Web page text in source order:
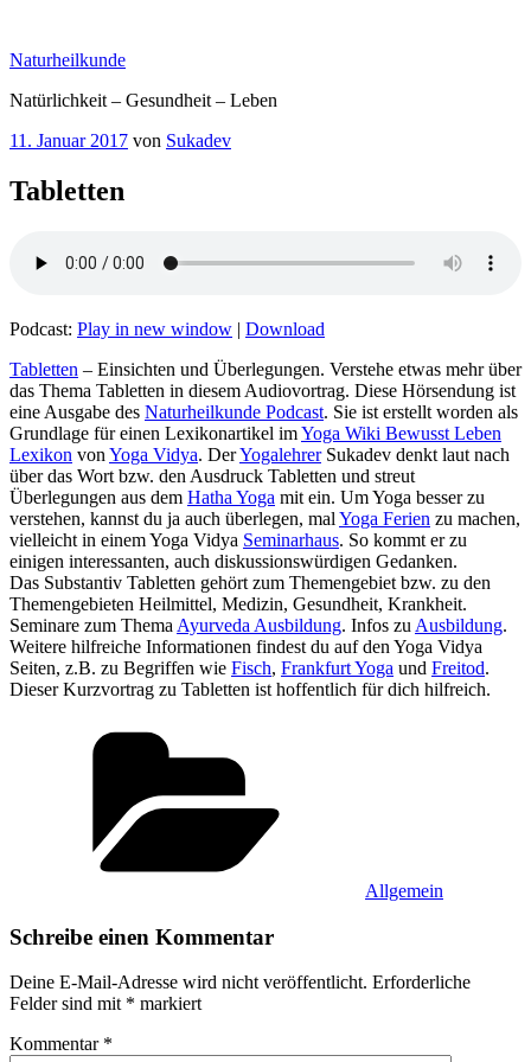
springen
Naturheilkunde
Natürlichkeit – Gesundheit – Leben
Veröffentlicht
11. Januar 2017 von Sukadev
Tabletten
Podcast: Play in new window | Download
– Einsichten und Überlegungen. Verstehe etwas mehr über
das Thema Tabletten‏‎ in diesem Audiovortrag. Diese Hörsendung ist
eine Ausgabe des Naturheilkunde Podcast. Sie ist erstellt worden als
Grundlage für einen Lexikonartikel imYoga Wiki Bewusst Leben
Lexikon von Yoga Vidya. DerYogalehrerSukadev denkt laut nach
über das Wort bzw. den Ausdruck Tabletten‏‎ und streut
Überlegungen aus dem Hatha Yoga mit ein. Um Yoga besser zu
verstehen, kannst du ja auch überlegen, mal Yoga Ferien zu machen,
vielleicht in einem Yoga Vidya Seminarhaus. So kommt er zu
einigen interessanten, auch diskussionswürdigen Gedanken.
Das Substantiv Tabletten‏‎ gehört zum Themengebiet bzw. zu den
Themengebieten Heilmittel, Medizin, Gesundheit, Krankheit.
Seminare zum Thema Ayurveda Ausbildung. Infos zu Ausbildung.
Weitere hilfreiche Informationen findest du auf den Yoga Vidya
Seiten, z.B. zu Begriffen wie Fisch, Frankfurt Yoga und Freitod.
Dieser Kurzvortrag zu Tabletten‏‎ ist hoffentlich für dich hilfreich.
Allgemein
Schreibe einen Kommentar
Deine E-Mail-Adresse wird nicht veröffentlicht. Erforderliche
Felder sind mit * markiert
Kommentar *